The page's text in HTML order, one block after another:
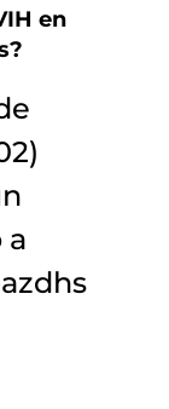
en
a